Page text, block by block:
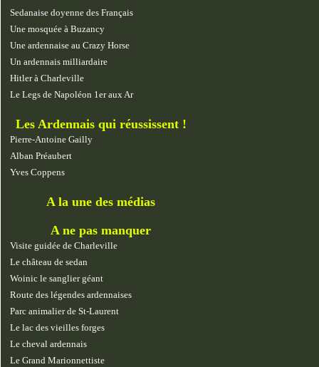
Sedanaise doyenne des Français
Une mosquée à Buzancy
Une ardennaise au Crazy Horse
Un ardennais milliardaire
Hitler à Charleville
Le Legs de Napoléon 1er aux Ar
Les Ardennais qui réussissent !
Pierre-Antoine Gailly
Alban Préaubert
Yves Coppens
A la une des médias
A ne pas manquer
Visite guidée de Charleville
Le château de sedan
Woinic le sanglier géant
Route des légendes ardennaises
Parc animalier de St-Laurent
Le lac des vieilles forges
Le cheval ardennais
Le Grand Marionnettiste